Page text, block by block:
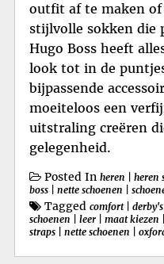
outfit af te maken
stijlvolle sokken die
Hugo Boss heeft
look tot in de
bijpassende
moeiteloos een
uitstraling creëren
gelegenheid.
Posted In heren heren
boss
nette schoenen
Tagged comfort| derby's
schoenen
leer maat kiezen
straps
nette schoenen